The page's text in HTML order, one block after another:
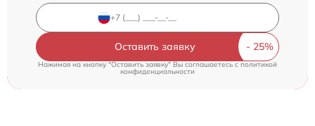
Оставить заявку
Нажимая на кнопку "Оставить заявку" Вы соглашаетесь cполитикой
конфиденциальности